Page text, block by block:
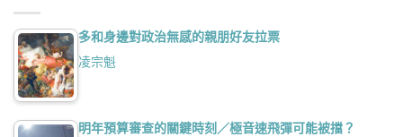
多和身邊對政治無感的親朋好友拉票
凌宗魁
明年預算審查的關鍵時刻／極音速飛彈可能被擋？